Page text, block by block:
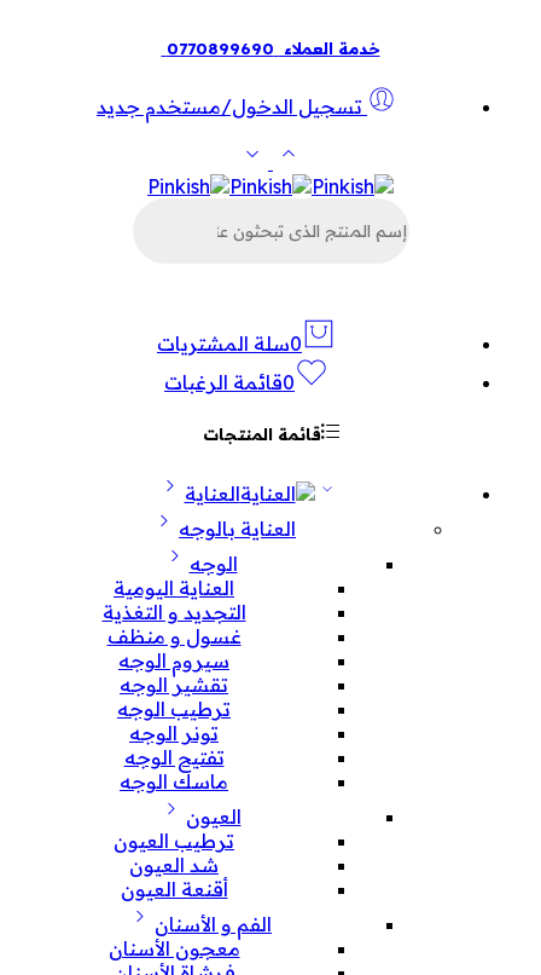
خدمة العملاء 0770899690
تسجيل الدخول/مستخدم جديد
عن
0سلة المشتريات
0قائمة الرغبات
قائمة المنتجات
العناية
العناية بالوجه
الوجه
العناية اليومية
التجديد و التغذية
غسول و منظف
سيروم الوجه
تقشير الوجه
ترطيب الوجه
تونر الوجه
تفتيح الوجه
ماسك الوجه
العيون
ترطيب العيون
شد العيون
أقنعة العيون
الفم و الأسنان
معجون الأسنان